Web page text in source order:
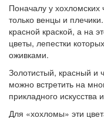
Поначалу у
только венцы и
красной краской, а на
цветы, лепестки
оживками.
Золотистый, красный и
можно встретить на
прикладного
Для «хохломы» эти